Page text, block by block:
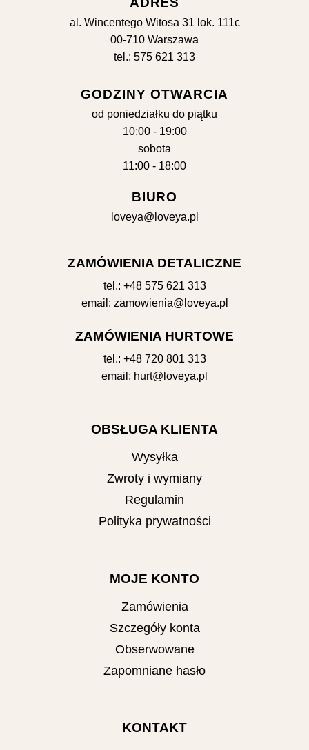
al. Wincentego Witosa 31 lok. 111c
00-710 Warszawa
tel.: 575 621 313
GODZINY OTWARCIA
od poniedziałku do piątku
10:00 - 19:00
sobota
11:00 - 18:00
BIURO
loveya@loveya.pl
ZAMÓWIENIA DETALICZNE
tel.: +48 575 621 313
email: zamowienia@loveya.pl
ZAMÓWIENIA HURTOWE
tel.: +48 720 801 313
email: hurt@loveya.pl
OBSŁUGA KLIENTA
Wysyłka
Zwroty i wymiany
Regulamin
Polityka prywatności
MOJE KONTO
Zamówienia
Szczegóły konta
Obserwowane
Zapomniane hasło
KONTAKT